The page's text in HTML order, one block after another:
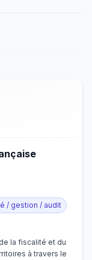
/ gestion / audit
la fiscalité et du
à travers le